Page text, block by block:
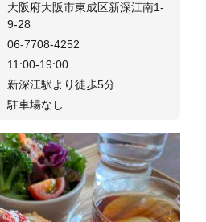
大阪府大阪市東成区新深江南1-
9-28
06-7708-4252
11:00-19:00
新深江駅より徒歩5分
駐車場なし